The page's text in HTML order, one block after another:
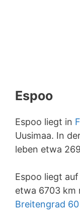
Espoo
Espoo liegt in
Uusimaa. In
leben etwa
Espoo liegt
etwa 6703 km
Breitengrad 60